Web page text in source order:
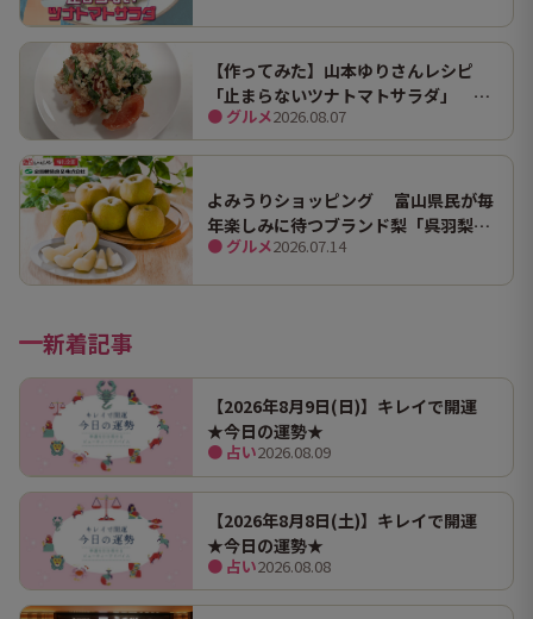
【作ってみた】山本ゆりさんレシピ
「止まらないツナトマトサラダ」 ホ
ンマにうますぎて止まらん
● グルメ2026.08.07
よみうりショッピング 富山県民が毎
年楽しみに待つブランド梨「呉羽梨
（幸水）」限定100箱を特別販売！
● グルメ2026.07.14
新着記事
【2026年8月9日(日)】キレイで開運
★今日の運勢★
● 占い2026.08.09
【2026年8月8日(土)】キレイで開運
★今日の運勢★
● 占い2026.08.08